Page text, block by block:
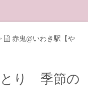
赤鬼@いわき駅【や
とり 季節の